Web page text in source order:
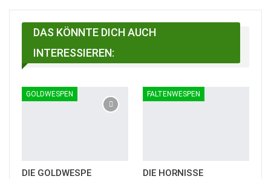
Facebook Messenger
DAS KÖNNTE DICH AUCH
INTERESSIEREN:
GOLDWESPEN
DIE GOLDWESPE
FALTENWESPEN
DIE HORNISSE